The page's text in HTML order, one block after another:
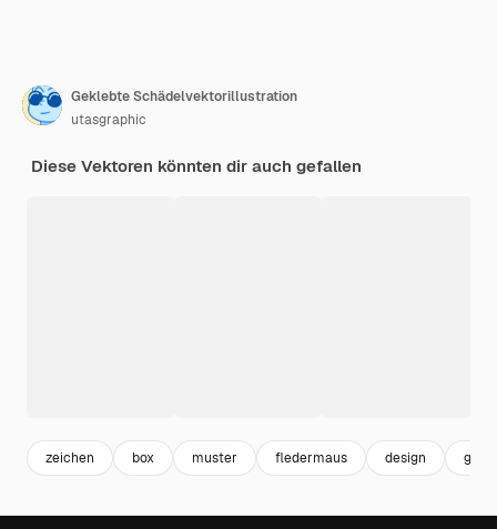
Geklebte Schädelvektorillustration
utasgraphic
Diese Vektoren könnten dir auch gefallen
zeichen box muster fledermaus design